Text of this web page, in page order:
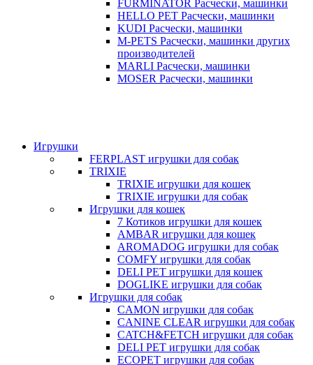
FURMINATOR Расчески, машинки
HELLO PET Расчески, машинки
KUDI Расчески, машинки
M-PETS Расчески, машинки других
производителей
MARLI Расчески, машинки
MOSER Расчески, машинки
Игрушки
FERPLAST игрушки для собак
TRIXIE
TRIXIE игрушки для кошек
TRIXIE игрушки для собак
Игрушки для кошек
7 Котиков игрушки для кошек
AMBAR игрушки для кошек
AROMADOG игрушки для собак
COMFY игрушки для собак
DELI PET игрушки для кошек
DOGLIKE игрушки для собак
Игрушки для собак
CAMON игрушки для собак
CANINE CLEAR игрушки для собак
CATCH&FETCH игрушки для собак
DELI PET игрушки для собак
ECOPET игрушки для собак